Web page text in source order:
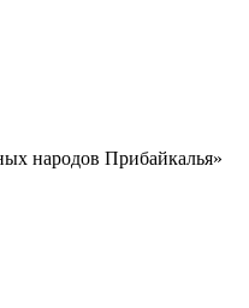
народов Прибайкалья»